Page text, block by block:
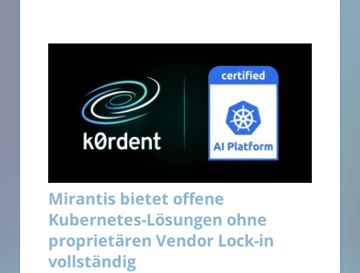
Mirantis bietet offene
Kubernetes-Lösungen ohne
proprietären Vendor Lock-in
vollständig